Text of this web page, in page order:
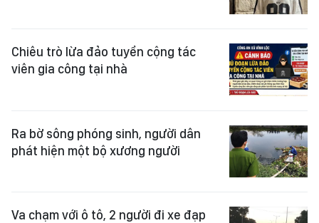
Chiêu trò lừa đảo tuyển cộng tác
viên gia công tại nhà
Ra bờ sông phóng sinh, người dân
phát hiện một bộ xương người
Va chạm với ô tô, 2 người đi xe đạp